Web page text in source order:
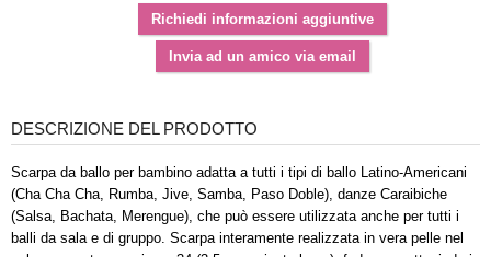
DESCRIZIONE DEL PRODOTTO
Scarpa da ballo per bambino adatta a tutti i tipi di ballo Latino-Americani
(Cha Cha Cha, Rumba, Jive, Samba, Paso Doble), danze Caraibiche
(Salsa, Bachata, Merengue), che può essere utilizzata anche per tutti i
balli da sala e di gruppo. Scarpa interamente realizzata in vera pelle nel